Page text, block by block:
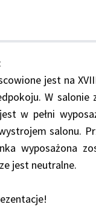
jest na
W
w pełni
salonu.
wyposażona
jest neutralne.